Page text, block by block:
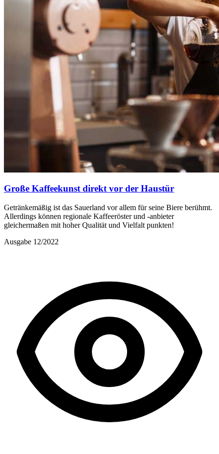
Große Kaffeekunst direkt vor der Haustür
Getränkemäßig ist das Sauerland vor allem für seine Biere berühmt.
Allerdings können regionale Kaffeeröster und -anbieter
gleichermaßen mit hoher Qualität und Vielfalt punkten!
Ausgabe 12/2022